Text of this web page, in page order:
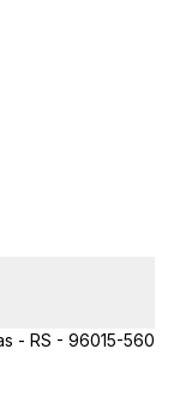
- RS - 96015-560